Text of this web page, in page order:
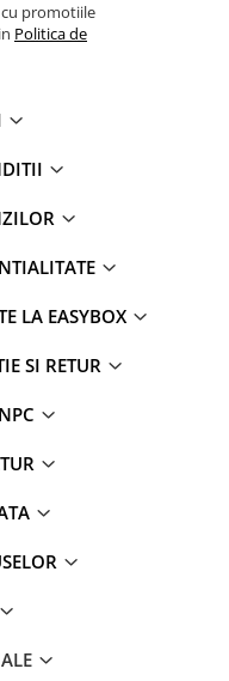
promotiile
Politica de
LA EASYBOX
SI RETUR